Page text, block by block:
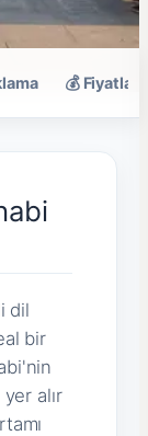
💰 Fiyatlar
dil
bir
alır